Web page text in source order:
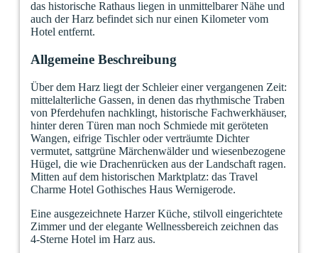
das historische Rathaus liegen in unmittelbarer Nähe und
auch der Harz befindet sich nur einen Kilometer vom
Hotel entfernt.
Allgemeine Beschreibung
Über dem Harz liegt der Schleier einer vergangenen Zeit:
mittelalterliche Gassen, in denen das rhythmische Traben
von Pferdehufen nachklingt, historische Fachwerkhäuser,
hinter deren Türen man noch Schmiede mit geröteten
Wangen, eifrige Tischler oder verträumte Dichter
vermutet, sattgrüne Märchenwälder und wiesenbezogene
Hügel, die wie Drachenrücken aus der Landschaft ragen.
Mitten auf dem historischen Marktplatz: das Travel
Charme Hotel Gothisches Haus Wernigerode.
Eine ausgezeichnete Harzer Küche, stilvoll eingerichtete
Zimmer und der elegante Wellnessbereich zeichnen das
4-Sterne Hotel im Harz aus.